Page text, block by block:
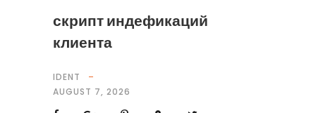
скрипт индефикаций
клиента
IDENT
AUGUST 7, 2026